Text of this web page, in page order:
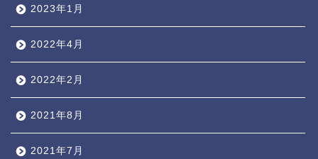
2023年1月
2022年4月
2022年2月
2021年8月
2021年7月